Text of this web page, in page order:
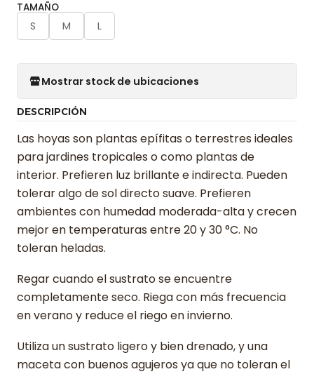
TAMAÑO
S M L
Mostrar stock de ubicaciones
DESCRIPCIÓN
Las hoyas son plantas epífitas o terrestres ideales
para jardines tropicales o como plantas de
interior. Prefieren luz brillante e indirecta. Pueden
tolerar algo de sol directo suave. Prefieren
ambientes con humedad moderada-alta y crecen
mejor en temperaturas entre 20 y 30 °C. No
toleran heladas.
Regar cuando el sustrato se encuentre
completamente seco. Riega con más frecuencia
en verano y reduce el riego en invierno.
Utiliza un sustrato ligero y bien drenado, y una
maceta con buenos agujeros ya que no toleran el